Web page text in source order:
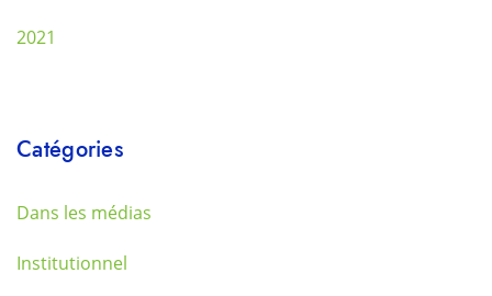
2021
Catégories
Dans les médias
Institutionnel